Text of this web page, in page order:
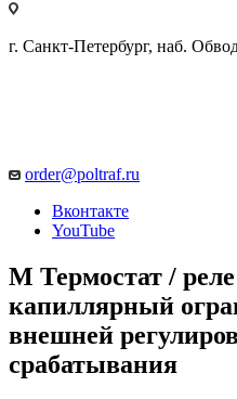
г. Санкт-Петербург, наб.
order@poltraf.ru
Вконтакте
YouTube
M Термостат /
капиллярный
внешней
срабатывания